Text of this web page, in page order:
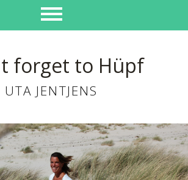
forget to Hüpf
UTA JENTJENS